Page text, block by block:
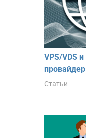
VPS/VDS
Статьи